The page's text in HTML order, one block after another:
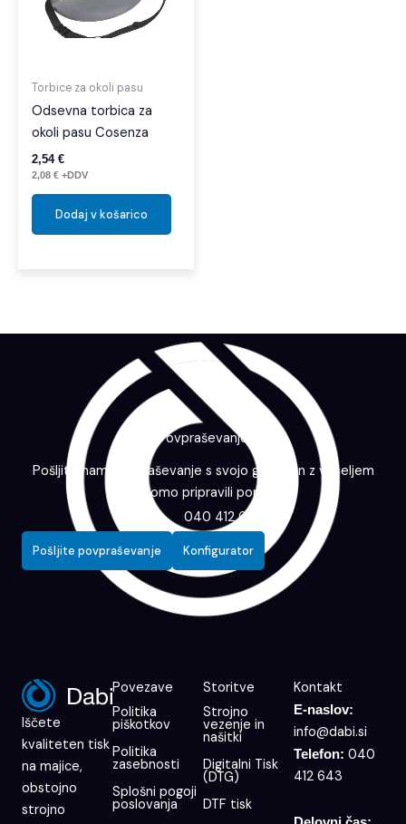
Torbice za okoli pasu
Odsevna torbica za
okoli pasu Cosenza
2,54 €
2,08 € +DDV
Dodaj v košarico
Povpraševanje
Pošljite nam povpraševanje s svojo grafiko in z veseljem
vam bomo pripravili ponudbo.
040 412 643
Pošljite povpraševanje Konfigurator
Iščete
kvaliteten tisk
na majice,
obstojno
strojno
Povezave
Politika
piškotkov
Politika
zasebnosti
Splošni pogoji
poslovanja
Storitve
Strojno
vezenje in
našitki
Digitalni Tisk
(DTG)
DTF tisk
Kontakt
E-naslov:
info@dabi.si
Telefon: 040
412 643